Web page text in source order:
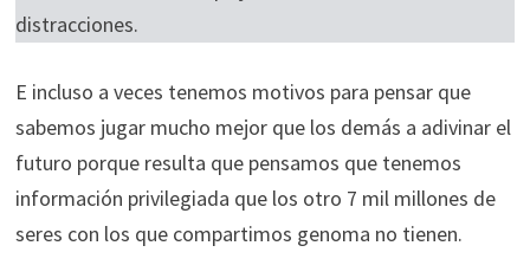
distracciones.
E incluso a veces tenemos motivos para pensar que
sabemos jugar mucho mejor que los demás a adivinar el
futuro porque resulta que pensamos que tenemos
información privilegiada que los otro 7 mil millones de
seres con los que compartimos genoma no tienen.